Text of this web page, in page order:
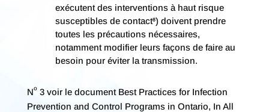
exécutent des interventions à haut risque
susceptibles de contact⁸) doivent prendre
toutes les précautions nécessaires,
notamment modifier leurs façons de faire au
besoin pour éviter la transmission.
No3 voir le document Best Practices for Infection
Prevention and Control Programs in Ontario, In All